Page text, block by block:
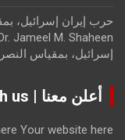
إسرائيل، بمقياس
أعلن معنا | Advertise with us
Your website here